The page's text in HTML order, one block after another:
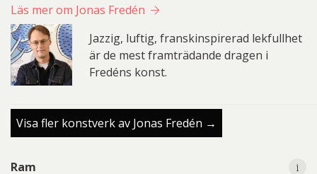
Läs mer om Jonas Fredén
Jazzig, luftig, franskinspirerad lekfullhet
är de mest framträdande dragen i
Fredéns konst.
Visa fler konstverk av Jonas Fredén →
Ram
i